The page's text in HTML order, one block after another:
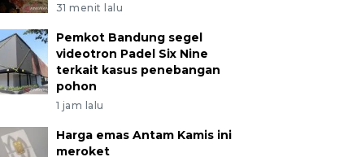
31 menit lalu
Pemkot Bandung segel
videotron Padel Six Nine
terkait kasus penebangan
pohon
1 jam lalu
Harga emas Antam Kamis ini
meroket